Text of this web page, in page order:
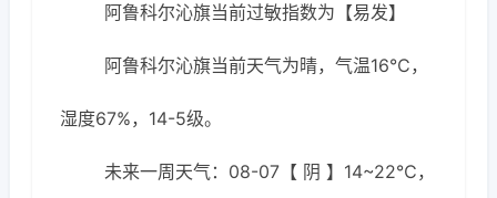
阿鲁科尔沁旗当前过敏指数为【易发】
阿鲁科尔沁旗当前天气为晴，气温16℃，
湿度67%，14-5级。
未来一周天气：08-07【 阴 】14~22℃，